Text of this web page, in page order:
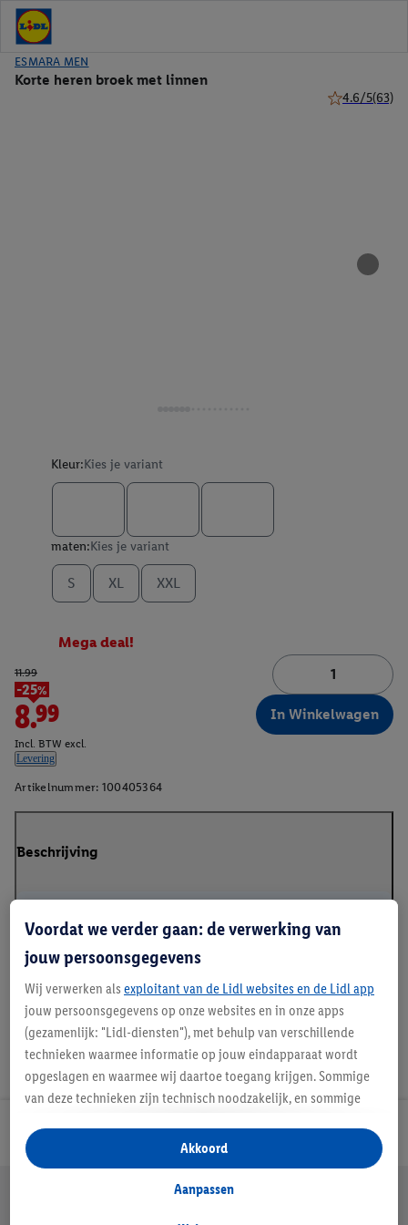
ESMARA MEN
Korte heren broek met linnen
4.6/5(63)
Kleur:Kies je variant
maten:Kies je variant
S XL XXL
Mega deal!
11.99
-25%
8.99
Incl. BTW excl.
Levering
In Winkelwagen
Artikelnummer: 100405364
Beschrijving
Kenmerk : gemaakt van linnen en katoen
Lidl Nieuwsbrief
Jouw voordelen bij ons als Lidl webshop klant
Voordat we verder gaan: de verwerking van
jouw persoonsgegevens
Wij verwerken als exploitant van de Lidl websites en de Lidl app
jouw persoonsgegevens op onze websites en in onze apps
(gezamenlijk: "Lidl-diensten"), met behulp van verschillende
technieken waarmee informatie op jouw eindapparaat wordt
opgeslagen en waarmee wij daartoe toegang krijgen. Sommige
van deze technieken zijn technisch noodzakelijk, en sommige
opslaan van voorkeursinstellingen, het verzamelen en
analyseren van statistieken of voor het tonen van
gepersonaliseerde reclame binnen en buiten de Lidl-diensten.
Aanpassen
Akkoord